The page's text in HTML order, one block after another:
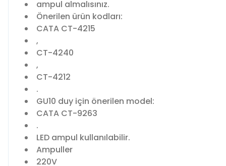
ampul almalısınız.
Önerilen ürün kodları:
CATA CT-4215
,
CT-4240
,
CT-4212
.
GU10 duy için önerilen model:
CATA CT-9263
.
LED ampul kullanılabilir.
Ampuller
220V